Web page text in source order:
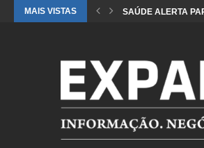
MAIS VISTAS SAÚDE ALERTA